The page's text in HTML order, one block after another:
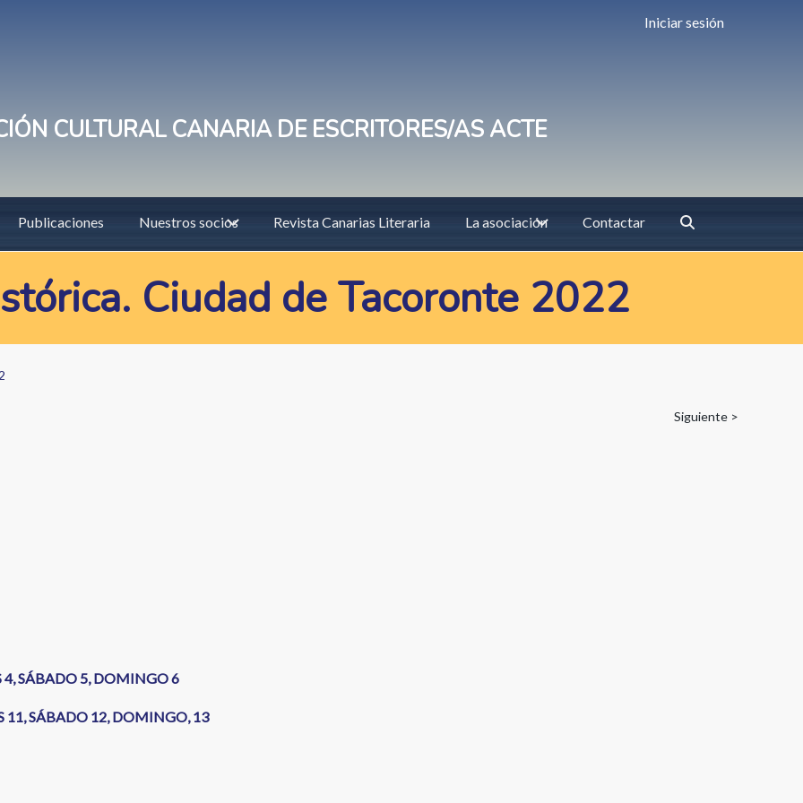
Iniciar sesión
CULTURAL CANARIA DE ESCRITORES/AS ACTE
Publicaciones Nuestros socios Revista Canarias Literaria La asociación Contactar
Ciudad de Tacoronte 2022
Siguiente >
4, SÁBADO 5, DOMINGO 6
11, SÁBADO 12, DOMINGO, 13